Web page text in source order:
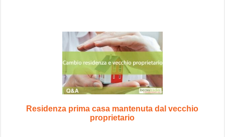
Residenza prima casa mantenuta dal vecchio
proprietario